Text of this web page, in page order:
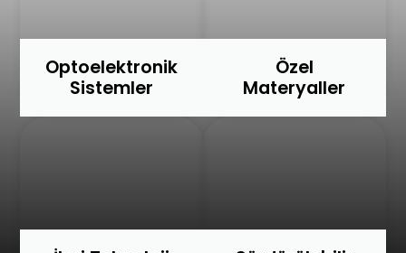
Optoelektronik
Sistemler
Özel
Materyaller